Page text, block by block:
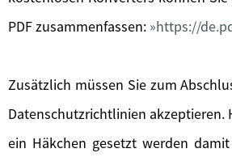
PDF zusammenfassen: https://
Zusätzlich müssen Sie zum
Datenschutzrichtlinien akzeptieren.
ein Häkchen gesetzt werden